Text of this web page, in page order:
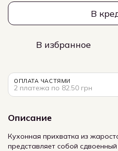
В
В избранное
ОПЛАТА ЧАСТЯМИ
2 платежа по 82.50 грн
Описание
Кухонная прихватка из
представляет собой